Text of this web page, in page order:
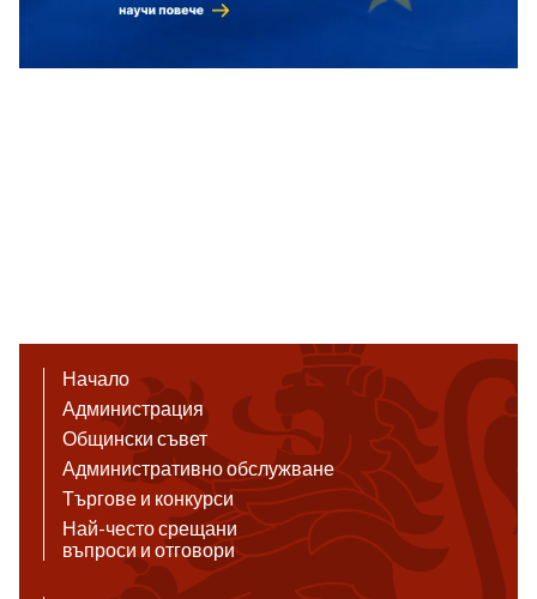
Начало
Администрация
Общински съвет
Административно обслужване
Търгове и конкурси
Най-често срещани
въпроси и отговори